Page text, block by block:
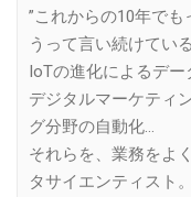
”これからの10年で
うって言い続けてい
IoTの進化によるデー
デジタルマーケティ
グ分野の自動化…
それらを、業務をよ
タサイエンティスト。